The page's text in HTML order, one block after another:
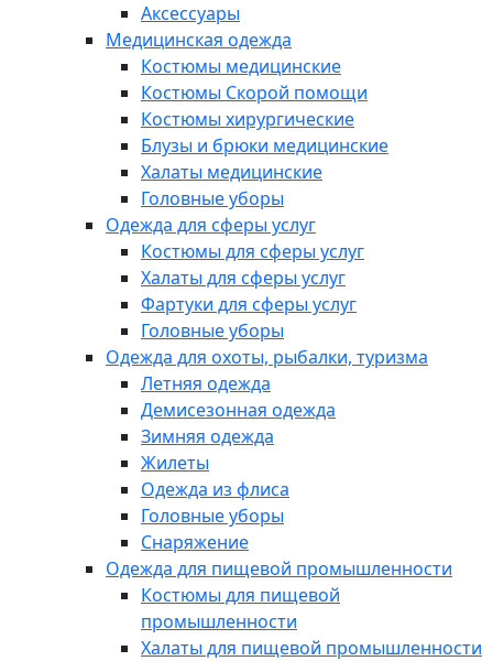
Аксессуары
Медицинская одежда
Костюмы медицинские
Костюмы Скорой помощи
Костюмы хирургические
Блузы и брюки медицинские
Халаты медицинские
Головные уборы
Одежда для сферы услуг
Костюмы для сферы услуг
Халаты для сферы услуг
Фартуки для сферы услуг
Головные уборы
Одежда для охоты, рыбалки, туризма
Летняя одежда
Демисезонная одежда
Зимняя одежда
Жилеты
Одежда из флиса
Головные уборы
Снаряжение
Одежда для пищевой промышленности
Костюмы для пищевой
промышленности
Халаты для пищевой промышленности